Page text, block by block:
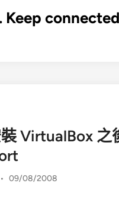
Keep connected
VirtualBox 之
• 09/08/2008